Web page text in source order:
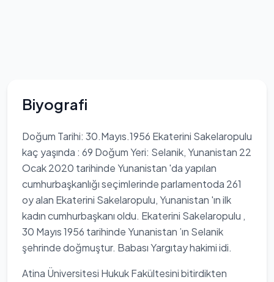
Biyografi
Doğum Tarihi: 30.Mayıs.1956 Ekaterini Sakelaropulu
kaç yaşında : 69 Doğum Yeri: Selanik, Yunanistan 22
Ocak 2020 tarihinde Yunanistan 'da yapılan
cumhurbaşkanlığı seçimlerinde parlamentoda 261
oy alan Ekaterini Sakelaropulu, Yunanistan 'ın ilk
kadın cumhurbaşkanı oldu. Ekaterini Sakelaropulu ,
30 Mayıs 1956 tarihinde Yunanistan ’ın Selanik
şehrinde doğmuştur. Babası Yargıtay hakimi idi.
Atina Üniversitesi Hukuk Fakültesini bitirdikten